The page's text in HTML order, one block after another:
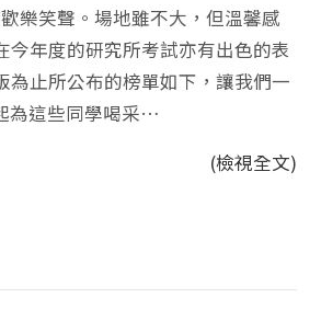
樂笑聲。場地雖不大，但溫馨感
今年度的研究所考試亦有出色的表
為止所公布的榜單如下，讓我們一
為這些同學喝采…
(檢視全文)